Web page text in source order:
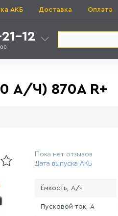
АКБ Доставка Оплата
12
А/Ч) 870A R+
Пока нет отзывов
Дата выпуска АКБ
Ёмкость, А/ч
Пусковой ток, А